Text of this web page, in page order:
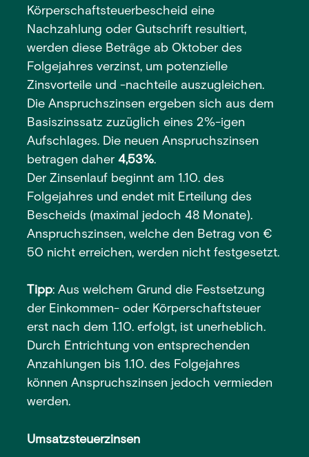
Körperschaftsteuerbescheid eine
Nachzahlung oder Gutschrift resultiert,
werden diese Beträge ab Oktober des
Folgejahres verzinst, um potenzielle
Zinsvorteile und -nachteile auszugleichen.
Die Anspruchszinsen ergeben sich aus dem
Basiszinssatz zuzüglich eines 2%-igen
Aufschlages. Die neuen Anspruchszinsen
betragen daher4,53%.
Der Zinsenlauf beginnt am 1.10. des
Folgejahres und endet mit Erteilung des
Bescheids (maximal jedoch 48 Monate).
Anspruchszinsen, welche den Betrag von €
50 nicht erreichen, werden nicht festgesetzt.
Tipp: Aus welchem Grund die Festsetzung
der Einkommen- oder Körperschaftsteuer
erst nach dem 1.10. erfolgt, ist unerheblich.
Durch Entrichtung von entsprechenden
Anzahlungen bis 1.10. des Folgejahres
können Anspruchszinsen jedoch vermieden
werden.
Umsatzsteuerzinsen